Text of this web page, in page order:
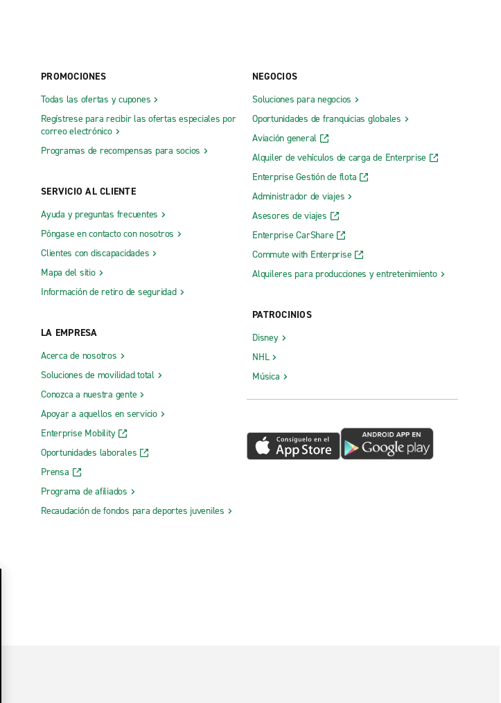
PROMOCIONES
Todas las ofertas y cupones
Regístrese para recibir las ofertas especiales por
correo electrónico
Programas de recompensas para socios
SERVICIO AL CLIENTE
Ayuda y preguntas frecuentes
Póngase en contacto con nosotros
Clientes con discapacidades
Mapa del sitio
Información de retiro de seguridad
LA EMPRESA
Acerca de nosotros
Soluciones de movilidad total
Conozca a nuestra gente
Apoyar a aquellos en servicio
Enterprise Mobility
Oportunidades laborales
Prensa
Programa de afiliados
Recaudación de fondos para deportes juveniles
NEGOCIOS
Soluciones para negocios
Oportunidades de franquicias globales
Aviación general
Alquiler de vehículos de carga de Enterprise
Enterprise Gestión de flota
Administrador de viajes
Asesores de viajes
Enterprise CarShare
Commute with Enterprise
Alquileres para producciones y entretenimiento
PATROCINIOS
Disney
NHL
Música